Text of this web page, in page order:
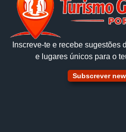
Inscreve‑te e recebe sugestões
e lugares únicos para o
Subscrever